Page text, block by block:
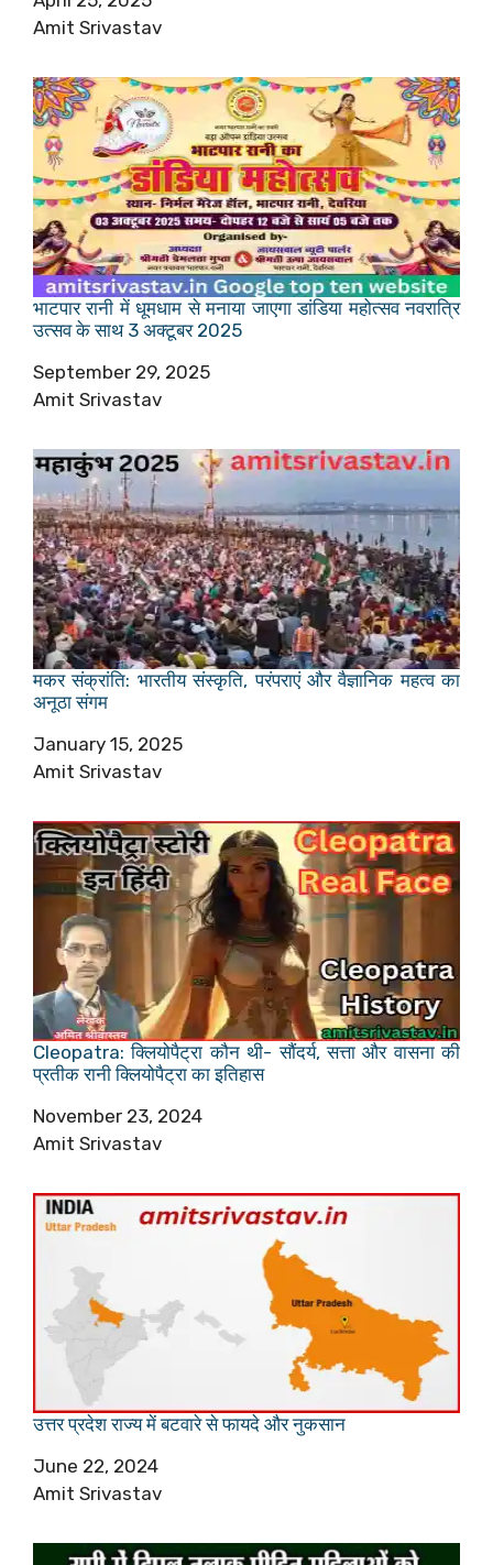
Author
Amit Srivastav
भाटपार रानी में धूमधाम से मनाया जाएगा डांडिया महोत्सव नवरात्रि
उत्सव के साथ 3 अक्टूबर 2025
Date
September 29, 2025
Author
Amit Srivastav
मकर संक्रांति: भारतीय संस्कृति, परंपराएं और वैज्ञानिक महत्व का
अनूठा संगम
Date
January 15, 2025
Author
Amit Srivastav
Cleopatra: क्लियोपैट्रा कौन थी- सौंदर्य, सत्ता और वासना की
प्रतीक रानी क्लियोपैट्रा का इतिहास
Date
November 23, 2024
Author
Amit Srivastav
उत्तर प्रदेश राज्य में बटवारे से फायदे और नुकसान
Date
June 22, 2024
Author
Amit Srivastav